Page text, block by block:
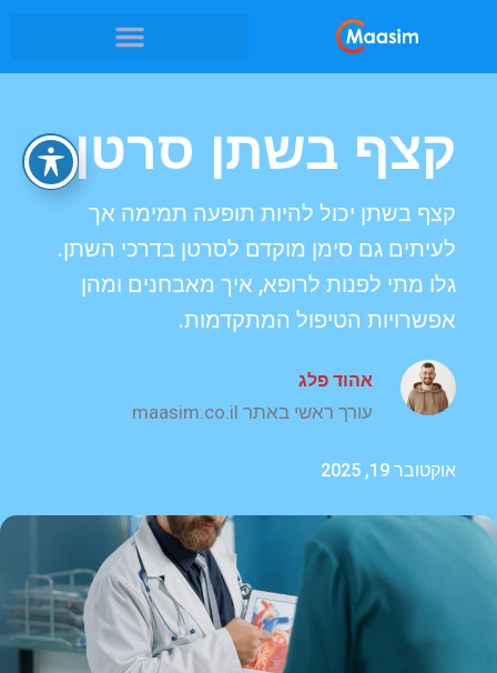
קצף בשתן סרטן
קצף בשתן יכול להיות תופעה תמימה אך
לעיתים גם סימן מוקדם לסרטן בדרכי השתן.
גלו מתי לפנות לרופא, איך מאבחנים ומהן
אפשרויות הטיפול המתקדמות.
אהוד פלג
עורך ראשי באתר maasim.co.il
אוקטובר 19, 2025